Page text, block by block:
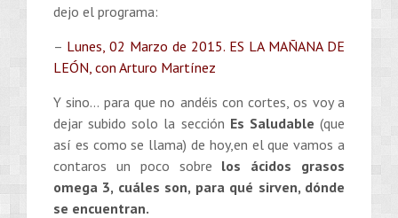
dejo el programa:
– Lunes, 02 Marzo de 2015. ES LA MAÑANA DE
LEÓN, con Arturo Martínez
Y sino… para que no andéis con cortes, os voy a
dejar subido solo la sección Es Saludable (que
así es como se llama) de hoy,en el que vamos a
contaros un poco sobre los ácidos grasos
omega 3, cuáles son, para qué sirven, dónde
se encuentran.